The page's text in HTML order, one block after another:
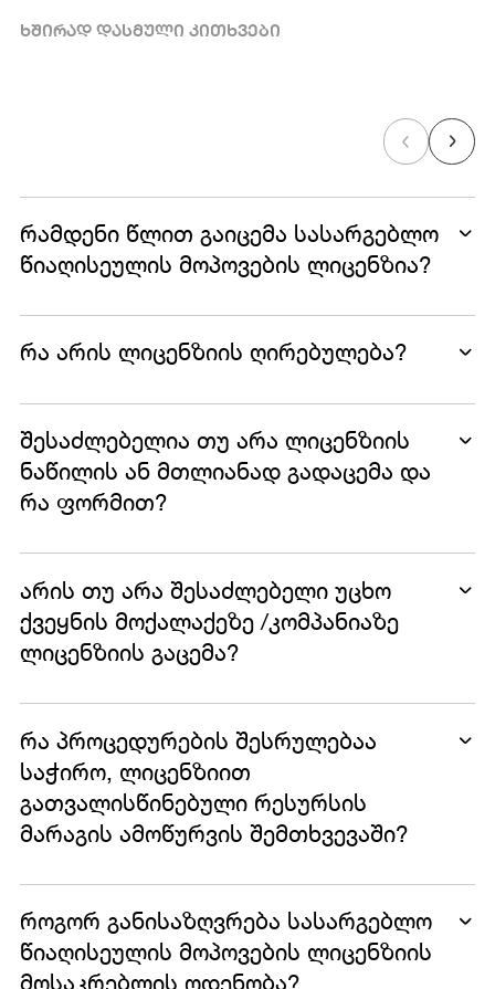
ᲮᲨᲘᲠᲐᲓ ᲓᲐᲡᲛᲣᲚᲘ ᲙᲘᲗᲮᲕᲔᲑᲘ
რამდენი წლით გაიცემა სასარგებლო
წიაღისეულის მოპოვების ლიცენზია?
რა არის ლიცენზიის ღირებულება?
შესაძლებელია თუ არა ლიცენზიის
ნაწილის ან მთლიანად გადაცემა და
რა ფორმით?
არის თუ არა შესაძლებელი უცხო
ქვეყნის მოქალაქეზე /კომპანიაზე
ლიცენზიის გაცემა?
რა პროცედურების შესრულებაა
საჭირო, ლიცენზიით
გათვალისწინებული რესურსის
მარაგის ამოწურვის შემთხვევაში?
როგორ განისაზღვრება სასარგებლო
წიაღისეულის მოპოვების ლიცენზიის
მოსაკრებლის ოდენობა?